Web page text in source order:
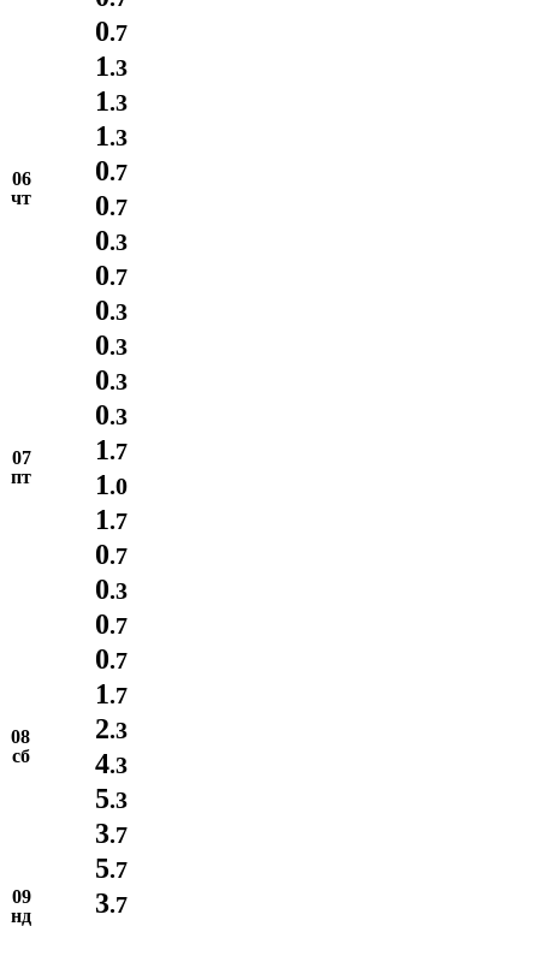
0.7
06
чт
1.3
1.3
1.3
0.7
0.7
0.3
0.7
0.3
07
пт
0.3
0.3
0.3
1.7
1.0
1.7
0.7
0.3
08
сб
0.7
0.7
1.7
2.3
4.3
5.3
3.7
5.7
09
нд
3.7